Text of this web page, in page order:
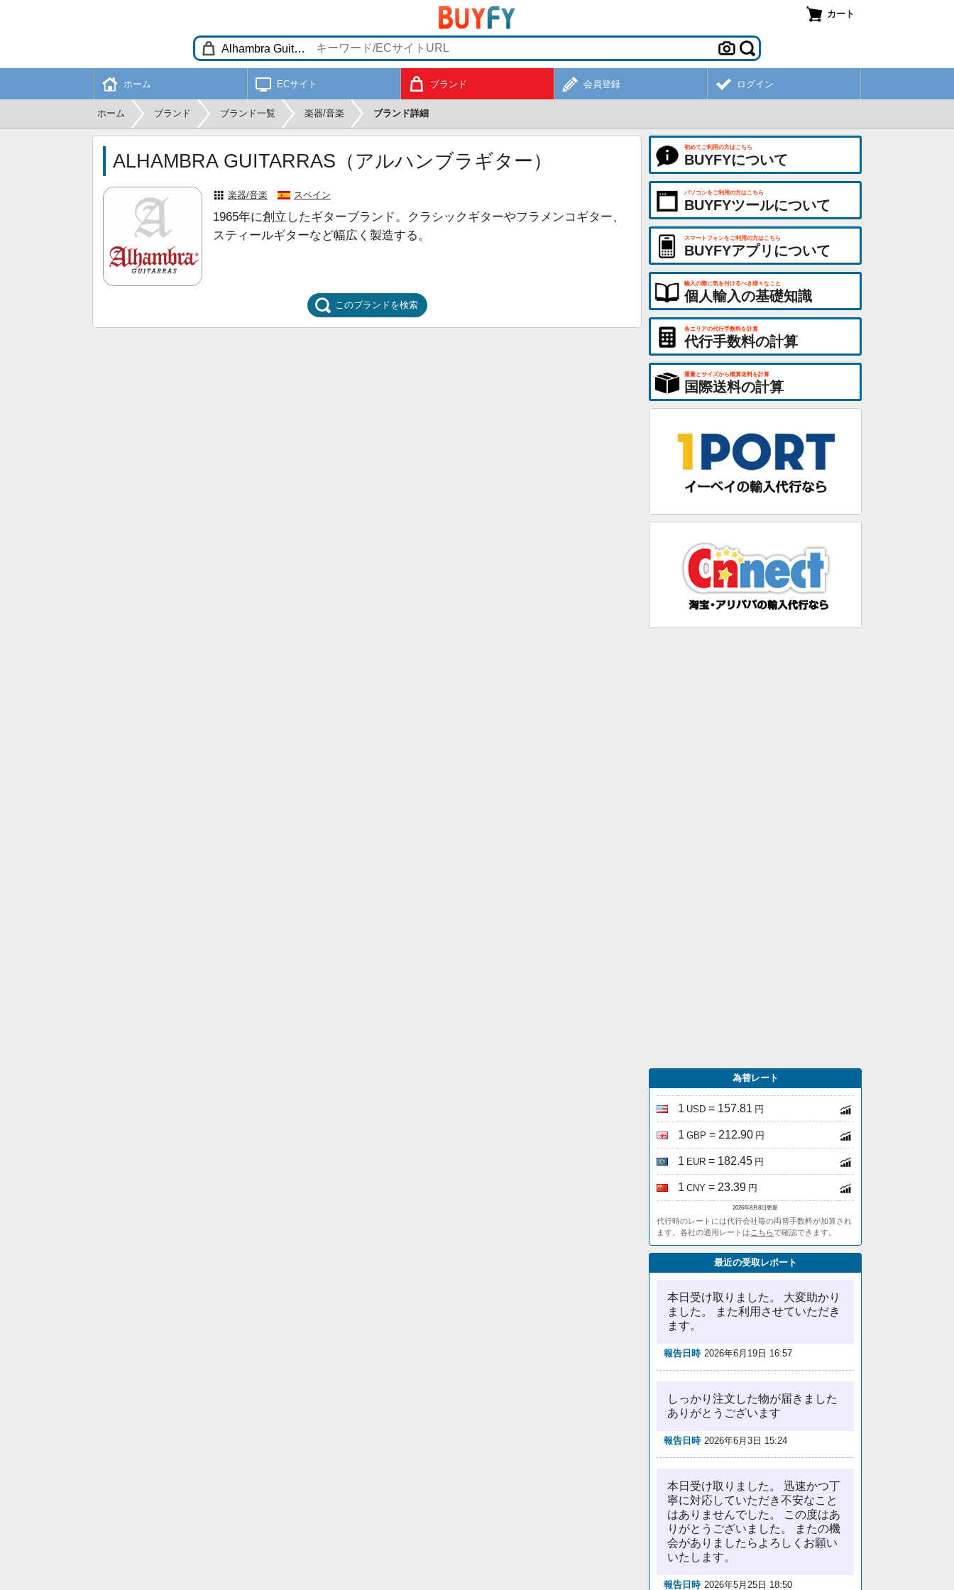
カート
ホーム ECサイト ブランド 会員登録 ログイン
ホーム ブランド ブランド一覧 楽器/音楽 ブランド詳細
ALHAMBRA GUITARRAS（アルハンブラギター）
楽器/音楽 スペイン
1965年に創立したギターブランド。クラシックギターやフラメンコギター、
スティールギターなど幅広く製造する。
このブランドを検索
初めてご利用の方はこちら
BUYFYについて
パソコンをご利用の方はこちら
BUYFYツールについて
スマートフォンをご利用の方はこちら
BUYFYアプリについて
輸入の際に気を付けるべき様々なこと
個人輸入の基礎知識
各エリアの代行手数料を計算
代行手数料の計算
重量とサイズから概算送料を計算
国際送料の計算
為替レート
1 USD = 157.81 円
1 GBP = 212.90 円
1 EUR = 182.45 円
1 CNY = 23.39 円
2026年8月8日更新
代行時のレートには代行会社毎の両替手数料が加算され
ます。各社の適用レートは こちらで確認できます。
最近の受取レポート
本日受け取りました。 大変助かり
ました。 また利用させていただき
ます。
報告日時 2026年6月19日 16:57
しっかり注文した物が届きました
ありがとうございます
報告日時 2026年6月3日 15:24
本日受け取りました。 迅速かつ丁
寧に対応していただき不安なこと
はありませんでした。 この度はあ
りがとうございました。 またの機
会がありましたらよろしくお願い
いたします。
報告日時 2026年5月25日 18:50